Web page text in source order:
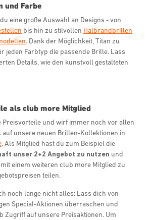
und Farbe
du eine große Auswahl an Designs - von
bis hin zu stilvollen Halbrandbrillen
. Dank der Möglichkeit, Titan zu
jeden Farbtyp die passende Brille. Lass
Details, wie den kunstvoll gestalteten
als club more Mitglied
Preisvorteile und wirf immer noch vor allen
auf unsere neuen Brillen-Kollektionen in
. Als Mitglied hast du zum Beispiel die
unser 2+2 Angebot zu nutzen und
einem weiteren club more Mitglied zu
teilen.
noch lange nicht alles: Lass dich von
Special-Aktionen überraschen und
Zugriff auf unsere Preisaktionen. Um